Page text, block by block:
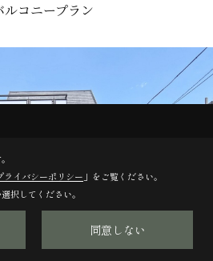
コニープラン
ライバシーポリシー 」をご覧ください。
択してください。
同意しない